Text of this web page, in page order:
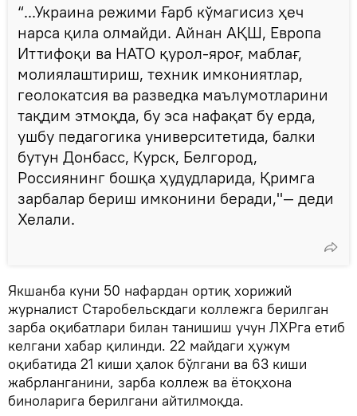
“...Украина режими Ғарб кўмагисиз ҳеч
нарса қила олмайди. Айнан АҚШ, Европа
Иттифоқи ва НАТО қурол-яроғ, маблағ,
молиялаштириш, техник имкониятлар,
геолокатсия ва разведка маълумотларини
тақдим этмоқда, бу эса нафақат бу ерда,
ушбу педагогика университетида, балки
бутун Донбасс, Курск, Белгород,
Россиянинг бошқа ҳудудларида, Қримга
зарбалар бериш имконини беради,"— деди
Хелали.
Якшанба куни 50 нафардан ортиқ хорижий
журналист Старобельскдаги коллежга берилган
зарба оқибатлари билан танишиш учун ЛХРга етиб
келгани хабар қилинди. 22 майдаги ҳужум
оқибатида 21 киши ҳалок бўлгани ва 63 киши
жабрланганини, зарба коллеж ва ётоқхона
биноларига берилгани айтилмоқда.